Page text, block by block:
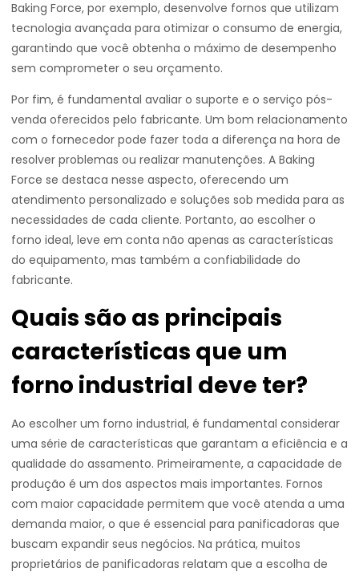
Baking Force, por exemplo, desenvolve fornos que utilizam
tecnologia avançada para otimizar o consumo de energia,
garantindo que você obtenha o máximo de desempenho
sem comprometer o seu orçamento.
Por fim, é fundamental avaliar o suporte e o serviço pós-
venda oferecidos pelo fabricante. Um bom relacionamento
com o fornecedor pode fazer toda a diferença na hora de
resolver problemas ou realizar manutenções. A Baking
Force se destaca nesse aspecto, oferecendo um
atendimento personalizado e soluções sob medida para as
necessidades de cada cliente. Portanto, ao escolher o
forno ideal, leve em conta não apenas as características
do equipamento, mas também a confiabilidade do
fabricante.
Quais são as principais
características que um
forno industrial deve ter?
Ao escolher um forno industrial, é fundamental considerar
uma série de características que garantam a eficiência e a
qualidade do assamento. Primeiramente, a capacidade de
produção é um dos aspectos mais importantes. Fornos
com maior capacidade permitem que você atenda a uma
demanda maior, o que é essencial para panificadoras que
buscam expandir seus negócios. Na prática, muitos
proprietários de panificadoras relatam que a escolha de